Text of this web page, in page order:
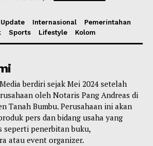
Internasional
Pemerintahan
Sports Lifestyle Kolom
berdiri sejak Mei 2024 setelah
oleh Notaris Pang Andreas di
Tanah Bumbu. Perusahaan ini akan
pers dan bidang usaha yang
seperti penerbitan buku,
atau event organizer.